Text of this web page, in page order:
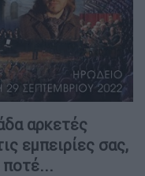
αρκετές
εμπειρίες σας,
ποτέ...